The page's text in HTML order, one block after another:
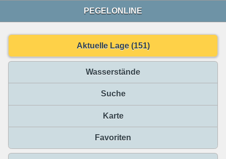
PEGELONLINE
Aktuelle Lage (151)
Wasserstände
Suche
Karte
Favoriten